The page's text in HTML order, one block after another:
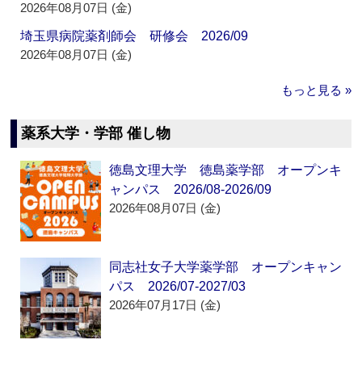
2026年08月07日 (金)
埼玉県病院薬剤師会 研修会 2026/09
2026年08月07日 (金)
もっと見る »
薬系大学・学部 催し物
徳島文理大学 徳島薬学部 オープンキ
ャンパス 2026/08-2026/09
2026年08月07日 (金)
同志社女子大学薬学部 オープンキャン
パス 2026/07-2027/03
2026年07月17日 (金)